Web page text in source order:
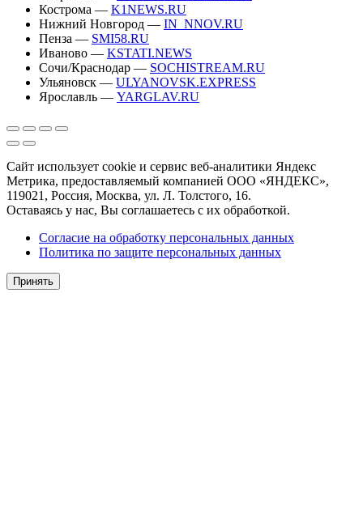
Кострома — K1NEWS.RU
Нижний Новгород — IN_NNOV.RU
Пенза — SMI58.RU
Иваново — KSTATI.NEWS
Сочи/Краснодар — SOCHISTREAM.RU
Ульяновск — ULYANOVSK.EXPRESS
Ярославль — YARGLAV.RU
Сайт использует cookie и сервис веб-аналитики Яндекс
Метрика, предоставляемый компанией ООО «ЯНДЕКС»,
119021, Россия, Москва, ул. Л. Толстого, 16.
Оставаясь у нас, Вы соглашаетесь с их обработкой.
Согласие на обработку персональных данных
Политика по защите персональных данных
Принять